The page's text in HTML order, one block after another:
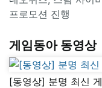
프로모션 진행
게임동아 동영상
[동영상] 분명 최신